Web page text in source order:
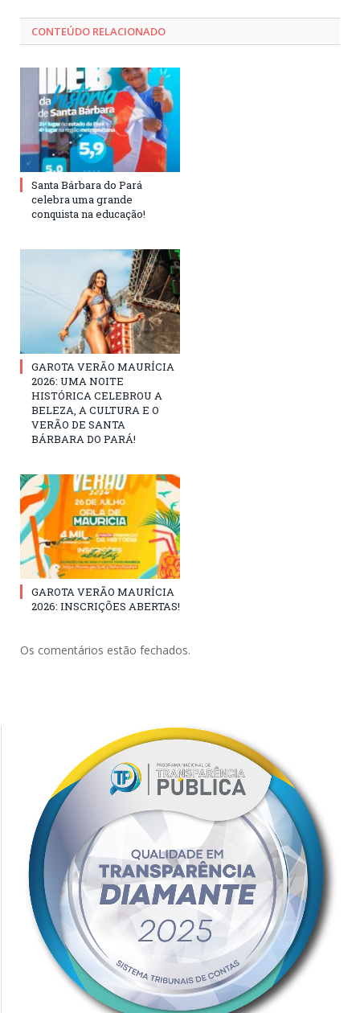
CONTEÚDO RELACIONADO
Santa Bárbara do Pará
celebra uma grande
conquista na educação!
GAROTA VERÃO MAURÍCIA
2026: UMA NOITE
HISTÓRICA CELEBROU A
BELEZA, A CULTURA E O
VERÃO DE SANTA
BÁRBARA DO PARÁ!
GAROTA VERÃO MAURÍCIA
2026: INSCRIÇÕES ABERTAS!
Os comentários estão fechados.